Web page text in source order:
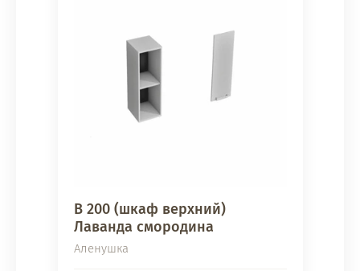
В 200 (шкаф верхний)
Лаванда смородина
Аленушка